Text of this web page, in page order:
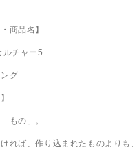
商品名】
ルチャー5
グ
もの」。
れば、作り込まれたものよりも